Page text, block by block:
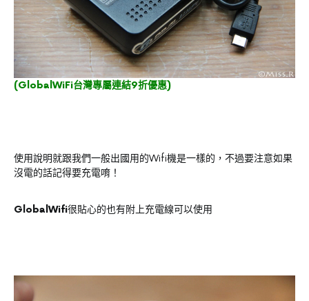
(GlobalWiFi台灣專屬連結9折優惠)
使用說明就跟我們一般出國用的Wifi機是一樣的，不過要注意如果
沒電的話記得要充電唷！
GlobalWifi很貼心的也有附上充電線可以使用